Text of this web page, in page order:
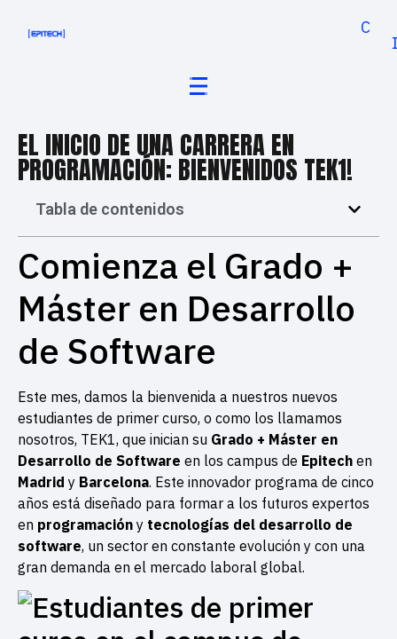
EL INICIO DE UNA CARRERA EN
PROGRAMACIÓN: BIENVENIDOS TEK1!
Tabla de contenidos
Comienza el Grado +
Máster en Desarrollo
de Software
Este mes, damos la bienvenida a nuestros nuevos
estudiantes de primer curso, o como los llamamos
nosotros, TEK1, que inician su Grado + Máster en
Desarrollo de Software en los campus de Epitech en
Madrid y Barcelona. Este innovador programa de cinco
años está diseñado para formar a los futuros expertos
en programación y tecnologías del desarrollo de
software, un sector en constante evolución y con una
gran demanda en el mercado laboral global.